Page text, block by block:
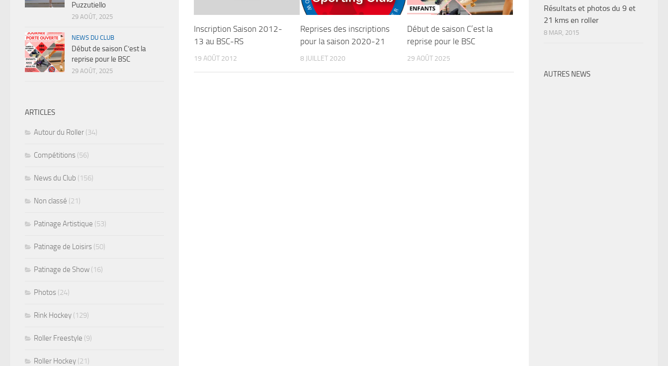
Inscription Saison 2012-
13 au BSC-RS
19 AOÛT 2012
Reprises des inscriptions
pour la saison 2020-21
8 JUILLET 2020
Début de saison C’est la
reprise pour le BSC
29 AOÛT 2025
Puzzutiello
29 AOÛT, 2025
NEWS DU CLUB
Début de saison C’est la
reprise pour le BSC
29 AOÛT, 2025
ARTICLES
Autour du Roller (34)
Compétitions (56)
News du Club (156)
Non classé (21)
Patinage Artistique (53)
Patinage de Loisirs (50)
Patinage de Show (16)
Photos (24)
Rink Hockey (129)
Roller Freestyle (9)
Roller Hockey (21)
Résultats et photos du 9 et
21 kms en roller
8 MAR, 2015
AUTRES NEWS